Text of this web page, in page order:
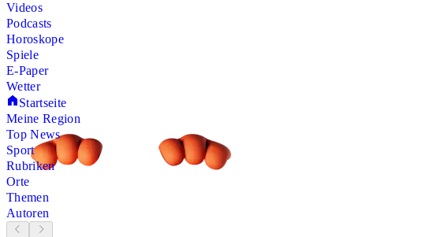
Videos
Podcasts
Horoskope
Spiele
E-Paper
Wetter
Startseite
Meine Region
Top News
Sport
Rubriken
Orte
Themen
Autoren